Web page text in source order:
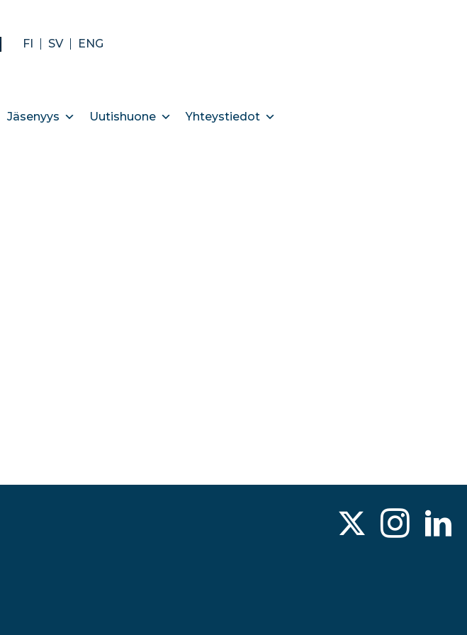
FI SV ENG
Jäsenyys Uutishuone Yhteystiedot